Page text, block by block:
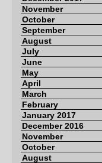
November
October
September
August
July
June
May
April
March
February
January 2017
December 2016
November
October
August